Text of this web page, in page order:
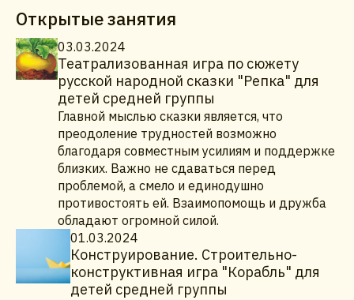
Открытые занятия
03.03.2024
Театрализованная игра по сюжету
русской народной сказки "Репка" для
детей средней группы
Главной мыслью сказки является, что
преодоление трудностей возможно
благодаря совместным усилиям и поддержке
близких. Важно не сдаваться перед
проблемой, а смело и единодушно
противостоять ей. Взаимопомощь и дружба
обладают огромной силой.
01.03.2024
Конструирование. Строительно-
конструктивная игра "Корабль" для
детей средней группы